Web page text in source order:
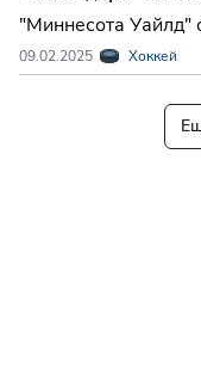
"Миннесота
матче регулярного
хоккейной лиги
09.02.2025 Хоккей